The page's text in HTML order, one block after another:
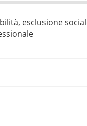
esclusione